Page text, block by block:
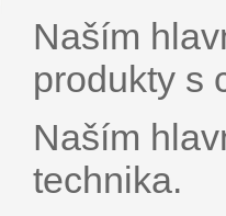
Naším
produkty s
Naším
technika.